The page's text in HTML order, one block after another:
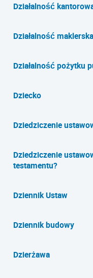
Działalność
Działalność maklerska
Działalność pożytku
Dziecko
Dziedziczenie
Dziedziczenie
testamentu?
Dziennik Ustaw
Dziennik budowy
Dzierżawa